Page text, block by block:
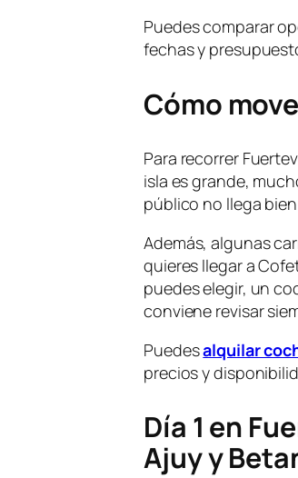
Puedes comparar
fechas y
Cómo
Para recorrer
isla es grande,
público no llega
Además, algunas
quieres llegar a
puedes elegir, un
conviene revisar
Puedesalquilar
precios y
Día 1 en
Ajuy y